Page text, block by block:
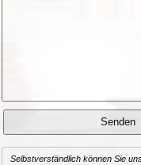
Selbstverständlich können Sie